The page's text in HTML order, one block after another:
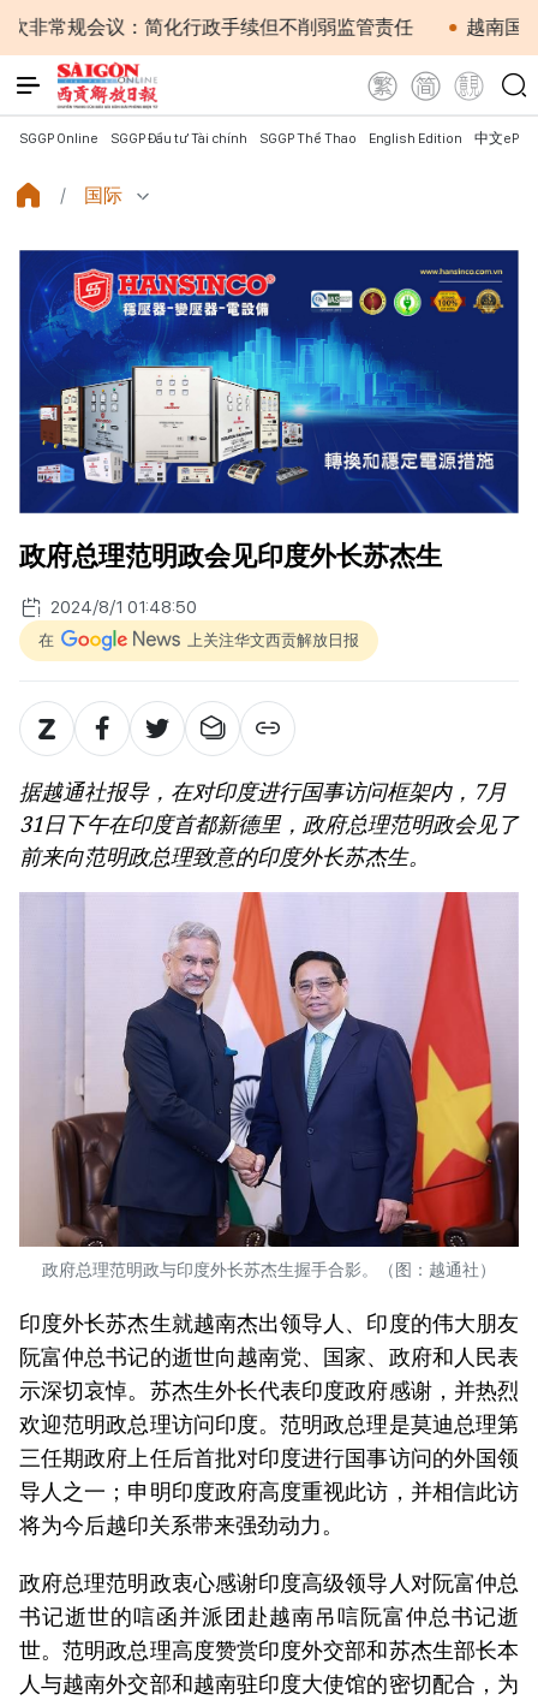
议：简化行政手续但不削弱监管责任 越南国会主席陈
SGGP Online SGGP Đầu tư Tài chính SGGP Thể Thao English Edition 中文
国际
政府总理范明政会见印度外长苏杰生
2024/8/1 01:48:50
在 上关注华文西贡解放日报
据越通社报导，在对印度进行国事访问框架内，7月
31日下午在印度首都新德里，政府总理范明政会见了
前来向范明政总理致意的印度外长苏杰生。
政府总理范明政与印度外长苏杰生握手合影。（图：越通社）
印度外长苏杰生就越南杰出领导人、印度的伟大朋友
阮富仲总书记的逝世向越南党、国家、政府和人民表
示深切哀悼。苏杰生外长代表印度政府感谢，并热烈
欢迎范明政总理访问印度。范明政总理是莫迪总理第
三任期政府上任后首批对印度进行国事访问的外国领
导人之一；申明印度政府高度重视此访，并相信此访
将为今后越印关系带来强劲动力。
政府总理范明政衷心感谢印度高级领导人对阮富仲总
书记逝世的唁函并派团赴越南吊唁阮富仲总书记逝
世。范明政总理高度赞赏印度外交部和苏杰生部长本
人与越南外交部和越南驻印度大使馆的密切配合，为